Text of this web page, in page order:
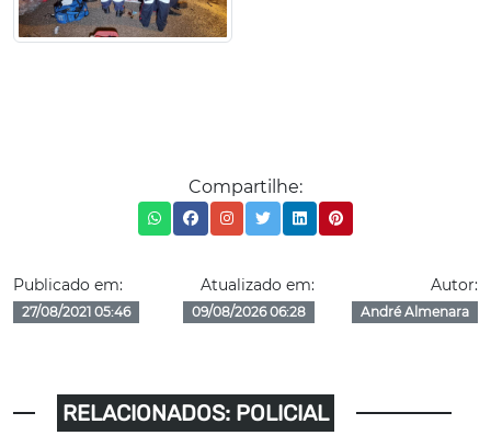
Compartilhe:
Publicado em:
27/08/2021 05:46
Atualizado em:
09/08/2026 06:28
Autor:
André Almenara
RELACIONADOS: POLICIAL